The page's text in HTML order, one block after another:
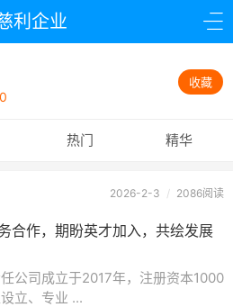
利企业
0
收藏
热门 精华
2026-2-3 / 2086阅读
合作，期盼英才加入，共绘发展
司成立于2017年，注册资本1000
立、专业 ...